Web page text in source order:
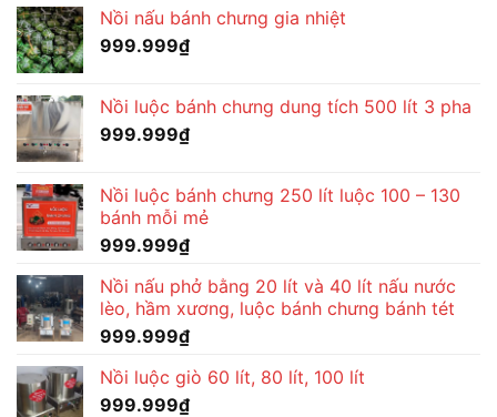
Nồi nấu bánh chưng gia nhiệt
999.999₫
Nồi luộc bánh chưng dung tích 500 lít 3 pha
999.999₫
Nồi luộc bánh chưng 250 lít luộc 100 – 130
bánh mỗi mẻ
999.999₫
Nồi nấu phở bằng 20 lít và 40 lít nấu nước
lèo, hầm xương, luộc bánh chưng bánh tét
999.999₫
Nồi luộc giò 60 lít, 80 lít, 100 lít
999.999₫